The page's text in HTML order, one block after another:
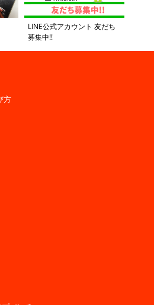
LINE公式アカウント 友だち
募集中!!
方